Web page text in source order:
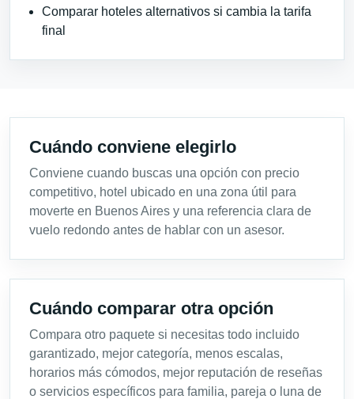
Comparar hoteles alternativos si cambia la tarifa
final
Cuándo conviene elegirlo
Conviene cuando buscas una opción con precio
competitivo, hotel ubicado en una zona útil para
moverte en Buenos Aires y una referencia clara de
vuelo redondo antes de hablar con un asesor.
Cuándo comparar otra opción
Compara otro paquete si necesitas todo incluido
garantizado, mejor categoría, menos escalas,
horarios más cómodos, mejor reputación de reseñas
o servicios específicos para familia, pareja o luna de